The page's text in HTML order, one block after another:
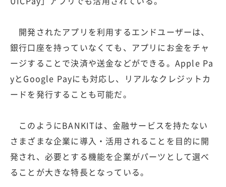
開発されたアプリを利用するエンドユーザーは、
銀行口座を持っていなくても、アプリにお金をチャ
ージすることで決済や送金などができる。Apple Pa
yとGoogle Payにも対応し、リアルなクレジットカ
ードを発行することも可能だ。
このようにBANKITは、金融サービスを持たない
さまざまな企業に導入・活用されることを目的に開
発され、必要とする機能を企業がパーツとして選べ
ることが大きな特長となっている。